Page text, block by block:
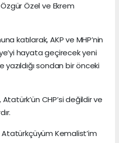
Özel ve Ekrem
katılarak, AKP ve MHP’nin
hayata geçirecek yeni
sondan bir önceki
CHP’si değildir ve
Kemalist’im